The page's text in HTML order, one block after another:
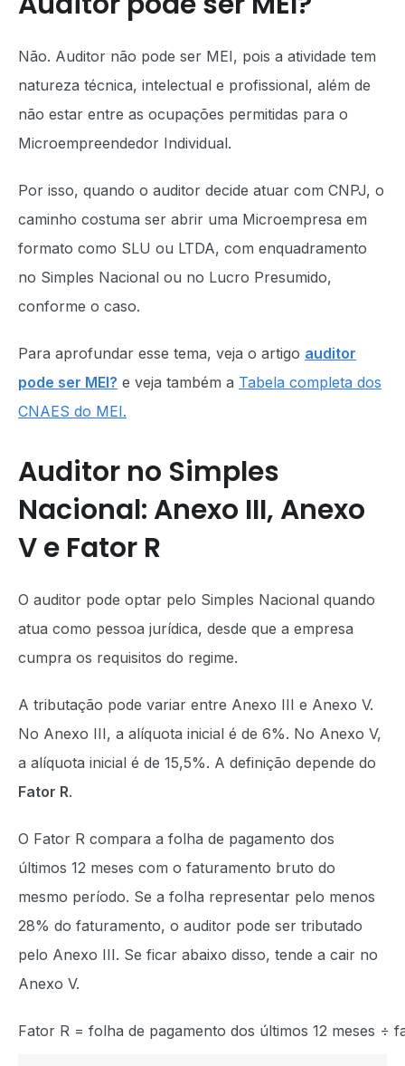
Não. Auditor não pode ser MEI, pois a atividade tem
natureza técnica, intelectual e profissional, além de
não estar entre as ocupações permitidas para o
Microempreendedor Individual.
Por isso, quando o auditor decide atuar com CNPJ, o
caminho costuma ser abrir uma Microempresa em
formato como SLU ou LTDA, com enquadramento
no Simples Nacional ou no Lucro Presumido,
conforme o caso.
Para aprofundar esse tema, veja o artigo auditor
pode ser MEI? e veja também a Tabela completa dos
CNAES do MEI.
Auditor no Simples
Nacional: Anexo III, Anexo
V e Fator R
O auditor pode optar pelo Simples Nacional quando
atua como pessoa jurídica, desde que a empresa
cumpra os requisitos do regime.
A tributação pode variar entre Anexo III e Anexo V.
No Anexo III, a alíquota inicial é de 6%. No Anexo V,
a alíquota inicial é de 15,5%. A definição depende do
Fator R.
O Fator R compara a folha de pagamento dos
últimos 12 meses com o faturamento bruto do
mesmo período. Se a folha representar pelo menos
28% do faturamento, o auditor pode ser tributado
pelo Anexo III. Se ficar abaixo disso, tende a cair no
Anexo V.
Fator R = folha de pagamento dos últimos 12 meses ÷